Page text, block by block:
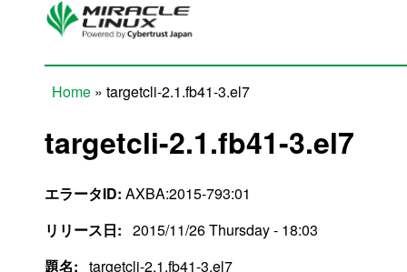
Skip to main content
Home » targetcli-2.1.fb41-3.el7
targetcli-2.1.fb41-3.el7
エラータID: AXBA:2015-793:01
リリース日: 2015/11/26 Thursday - 18:03
題名: targetcli-2.1.fb41-3.el7